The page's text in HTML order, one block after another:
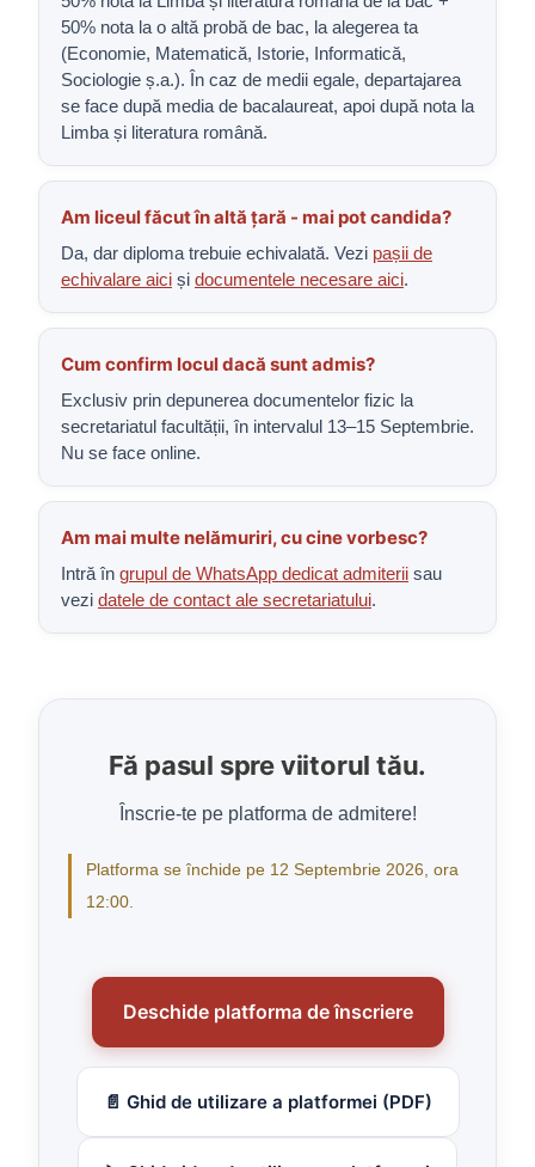
50% nota la o altă probă de bac, la alegerea ta
(Economie, Matematică, Istorie, Informatică,
Sociologie ș.a.). În caz de medii egale, departajarea
se face după media de bacalaureat, apoi după nota la
Limba și literatura română.
Am liceul făcut în altă țară - mai pot candida?
Da, dar diploma trebuie echivalată. Vezi pașii de
echivalare aici și documentele necesare aici.
Cum confirm locul dacă sunt admis?
Exclusiv prin depunerea documentelor fizic la
secretariatul facultății, în intervalul 13–15 Septembrie.
Nu se face online.
Am mai multe nelămuriri, cu cine vorbesc?
Intră în grupul de WhatsApp dedicat admiterii sau
vezi datele de contact ale secretariatului.
Fă pasul spre viitorul tău.
Înscrie-te pe platforma de admitere!
Platforma se închide pe 12 Septembrie 2026, ora
12:00.
Deschide platforma de înscriere
📄 Ghid de utilizare a platformei (PDF)